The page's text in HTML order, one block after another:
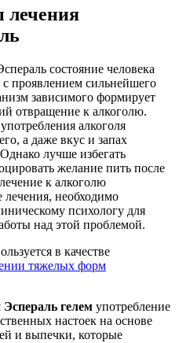
состояние человека
проявлением сильнейшего
зависимого формирует
отвращение к алкоголю.
алкоголя
а даже вкус и запах
лучше избегать
желание пить после
к алкоголю
лечения, необходимо
психологу для
над этой проблемой.
в качестве
тяжелых форм
гелем употребление
настоек на основе
и выпечки, которые